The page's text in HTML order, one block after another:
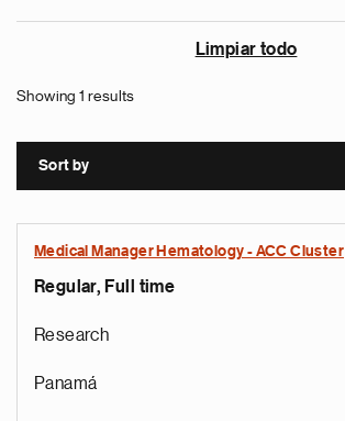
Limpiar todo
Showing 1 results
Sort by
Medical Manager Hematology - ACC Cluster
Regular, Full time
Research
Panamá